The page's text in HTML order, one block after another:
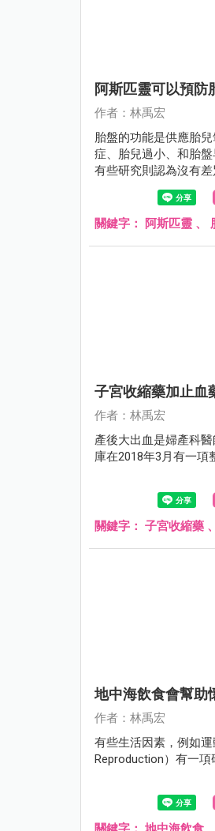
阿斯匹靈可以預防
作者：林禹宏
胎盤的功能是供應胎
症、胎兒過小、和胎
有些研究則認為沒有
月份有一項綜合分析
血，只是跟劑量和使用
關鍵字： 阿斯匹靈 、
子宮收縮藥加止血
作者：林禹宏
產後大出血是婦產科
庫在2018年3月有一項
關鍵字： 子宮收縮藥 、
地中海飲食會幫助
作者：林禹宏
有些生活因素，例如
Reproduction）有一項